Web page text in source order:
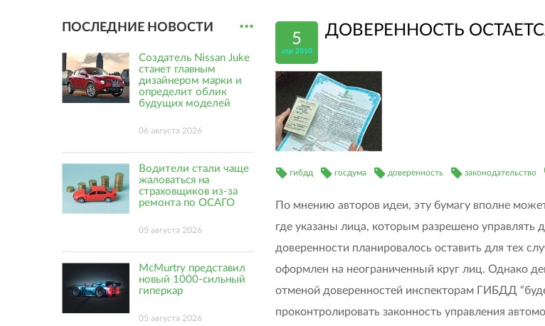
5
апр 2010
ДОВЕРЕННОСТЬ
гибдд госдума доверенность законодательство
По мнению авторов идеи, эту бумагу вполне
где указаны лица, которым разрешено управлять
доверенности планировалось оставить для тех
оформлен на неограниченный круг лиц. Однако
отменой доверенностей инспекторам ГИБДД
проконтролировать законность управления
ПОСЛЕДНИЕ НОВОСТИ ...
Создатель Nissan Juke
станет главным
дизайнером марки и
определит облик
будущих моделей
06 августа 2026
Водители стали чаще
жаловаться на
страховщиков из-за
ремонта по ОСАГО
05 августа 2026
McMurtry представил
новый 1000-сильный
гиперкар
05 августа 2026